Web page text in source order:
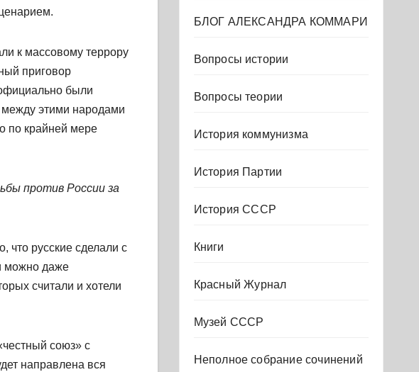
к массовому террору
приговор
были
этими народами
по крайней мере
против России за
что русские сделали с
можно даже
считали и хотели
союз» с
направлена вся
БЛОГ АЛЕКСАНДРА КОММАРИ
Вопросы истории
Вопросы теории
История коммунизма
История Партии
История СССР
Книги
Красный Журнал
Музей СССР
Неполное собрание сочинений